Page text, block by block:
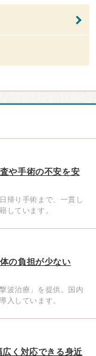
や手術の不安を安
帰り手術まで、一貫し
しています。
の負担が少ない
波治療」を提供。国内
入しています。
く対応できる身近